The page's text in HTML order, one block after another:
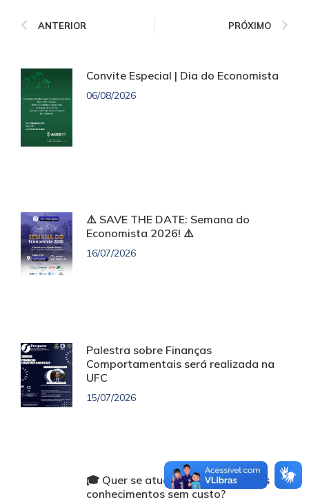
ANTERIOR PRÓXIMO
Convite Especial | Dia do Economista
06/08/2026
⚠️ SAVE THE DATE: Semana do
Economista 2026! ⚠️
16/07/2026
Palestra sobre Finanças
Comportamentais será realizada na
UFC
15/07/2026
🎓 Quer se atualizar e ampliar seus
conhecimentos sem custo?